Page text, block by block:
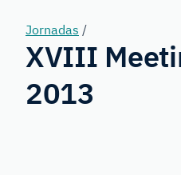
Jornadas /
XVIII
2013